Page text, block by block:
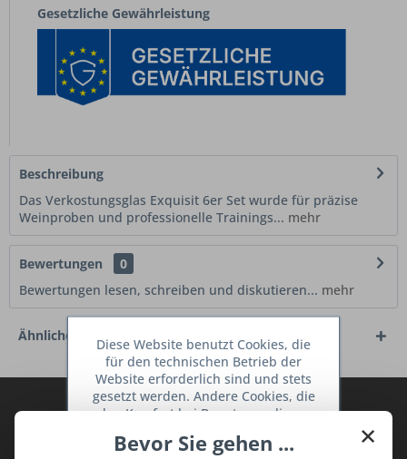
Gesetzliche Gewährleistung
Beschreibung
Das Verkostungsglas Exquisit 6er Set wurde für präzise
Weinproben und professionelle Trainings... mehr
Bewertungen
0
Bewertungen lesen, schreiben und diskutieren... mehr
Ähnliche Artikel
Abonnieren Sie den kostenlosen Deine
Sie keine Neuigkeit oder Aktion mehr aus
×
Bevor Sie gehen ...
Diese Website benutzt Cookies, die
für den technischen Betrieb der
Website erforderlich sind und stets
gesetzt werden. Andere Cookies, die
den Komfort bei Benutzung dieser
dienen oder die Interaktion mit